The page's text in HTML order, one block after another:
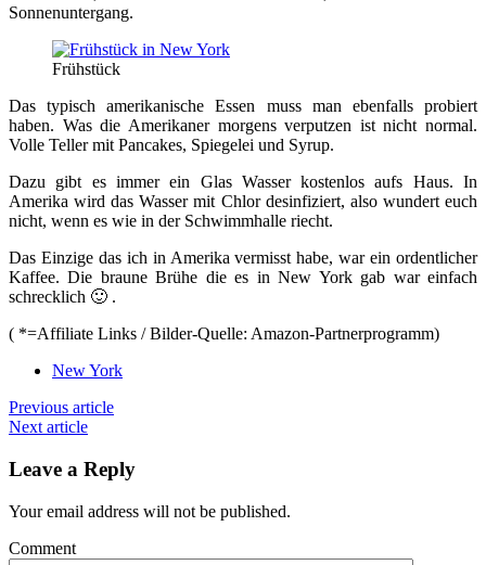
Sonnenuntergang.
Frühstück
Das typisch amerikanische Essen muss man ebenfalls probiert
haben. Was die Amerikaner morgens verputzen ist nicht normal.
Volle Teller mit Pancakes, Spiegelei und Syrup.
Dazu gibt es immer ein Glas Wasser kostenlos aufs Haus. In
Amerika wird das Wasser mit Chlor desinfiziert, also wundert euch
nicht, wenn es wie in der Schwimmhalle riecht.
Das Einzige das ich in Amerika vermisst habe, war ein ordentlicher
Kaffee. Die braune Brühe die es in New York gab war einfach
schrecklich 🙂 .
( *=Affiliate Links / Bilder-Quelle: Amazon-Partnerprogramm)
New York
Previous article
Next article
Leave a Reply
Your email address will not be published.
Comment